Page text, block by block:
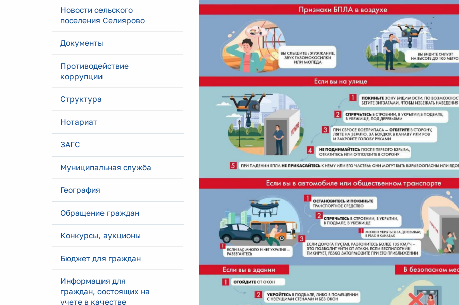
Новости сельского
поселения Селиярово
Документы
Противодействие
коррупции
Структура
Нотариат
ЗАГС
Муниципальная служба
География
Обращение граждан
Конкурсы, аукционы
Бюджет для граждан
Информация для
граждан, состоящих на
учете в качестве